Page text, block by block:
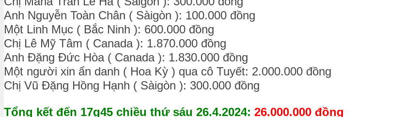
Anh Nguyễn Toàn Chân ( Sàigòn ): 100.000 đồng
Một Linh Mục ( Bắc Ninh ): 600.000 đồng
Chị Lê Mỹ Tâm ( Canada ): 1.870.000 đồng
Anh Đặng Đức Hòa ( Canada ): 1.830.000 đồng
Một người xin ẩn danh ( Hoa Kỳ ) qua cô Tuyết: 2.000.000 đồng
Chị Vũ Đặng Hồng Hạnh ( Sàigòn ): 300.000 đồng
Tổng kết đến 17g45 chiều thứ sáu 26.4.2024: 26.000.000 đồng